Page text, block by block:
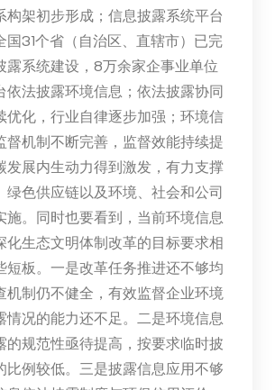
构架初步形成；信息披露系统平台
国31个省（自治区、直辖市）已完
露系统建设，8万余家企事业单位
依法披露环境信息；依法披露协同
优化，行业自律逐步加强；环境信
督机制不断完善，监督效能持续提
发展内生动力得到激发，有力支撑
绿色供应链以及环境、社会和公司
施。同时也要看到，当前环境信息
化生态文明体制改革的目标要求相
短板。一是改革任务推进还不够均
机制仍不健全，有效监督企业环境
情况的能力还不足。二是环境信息
的规范性亟待提高，按要求临时披
比例较低。三是披露信息应用不够